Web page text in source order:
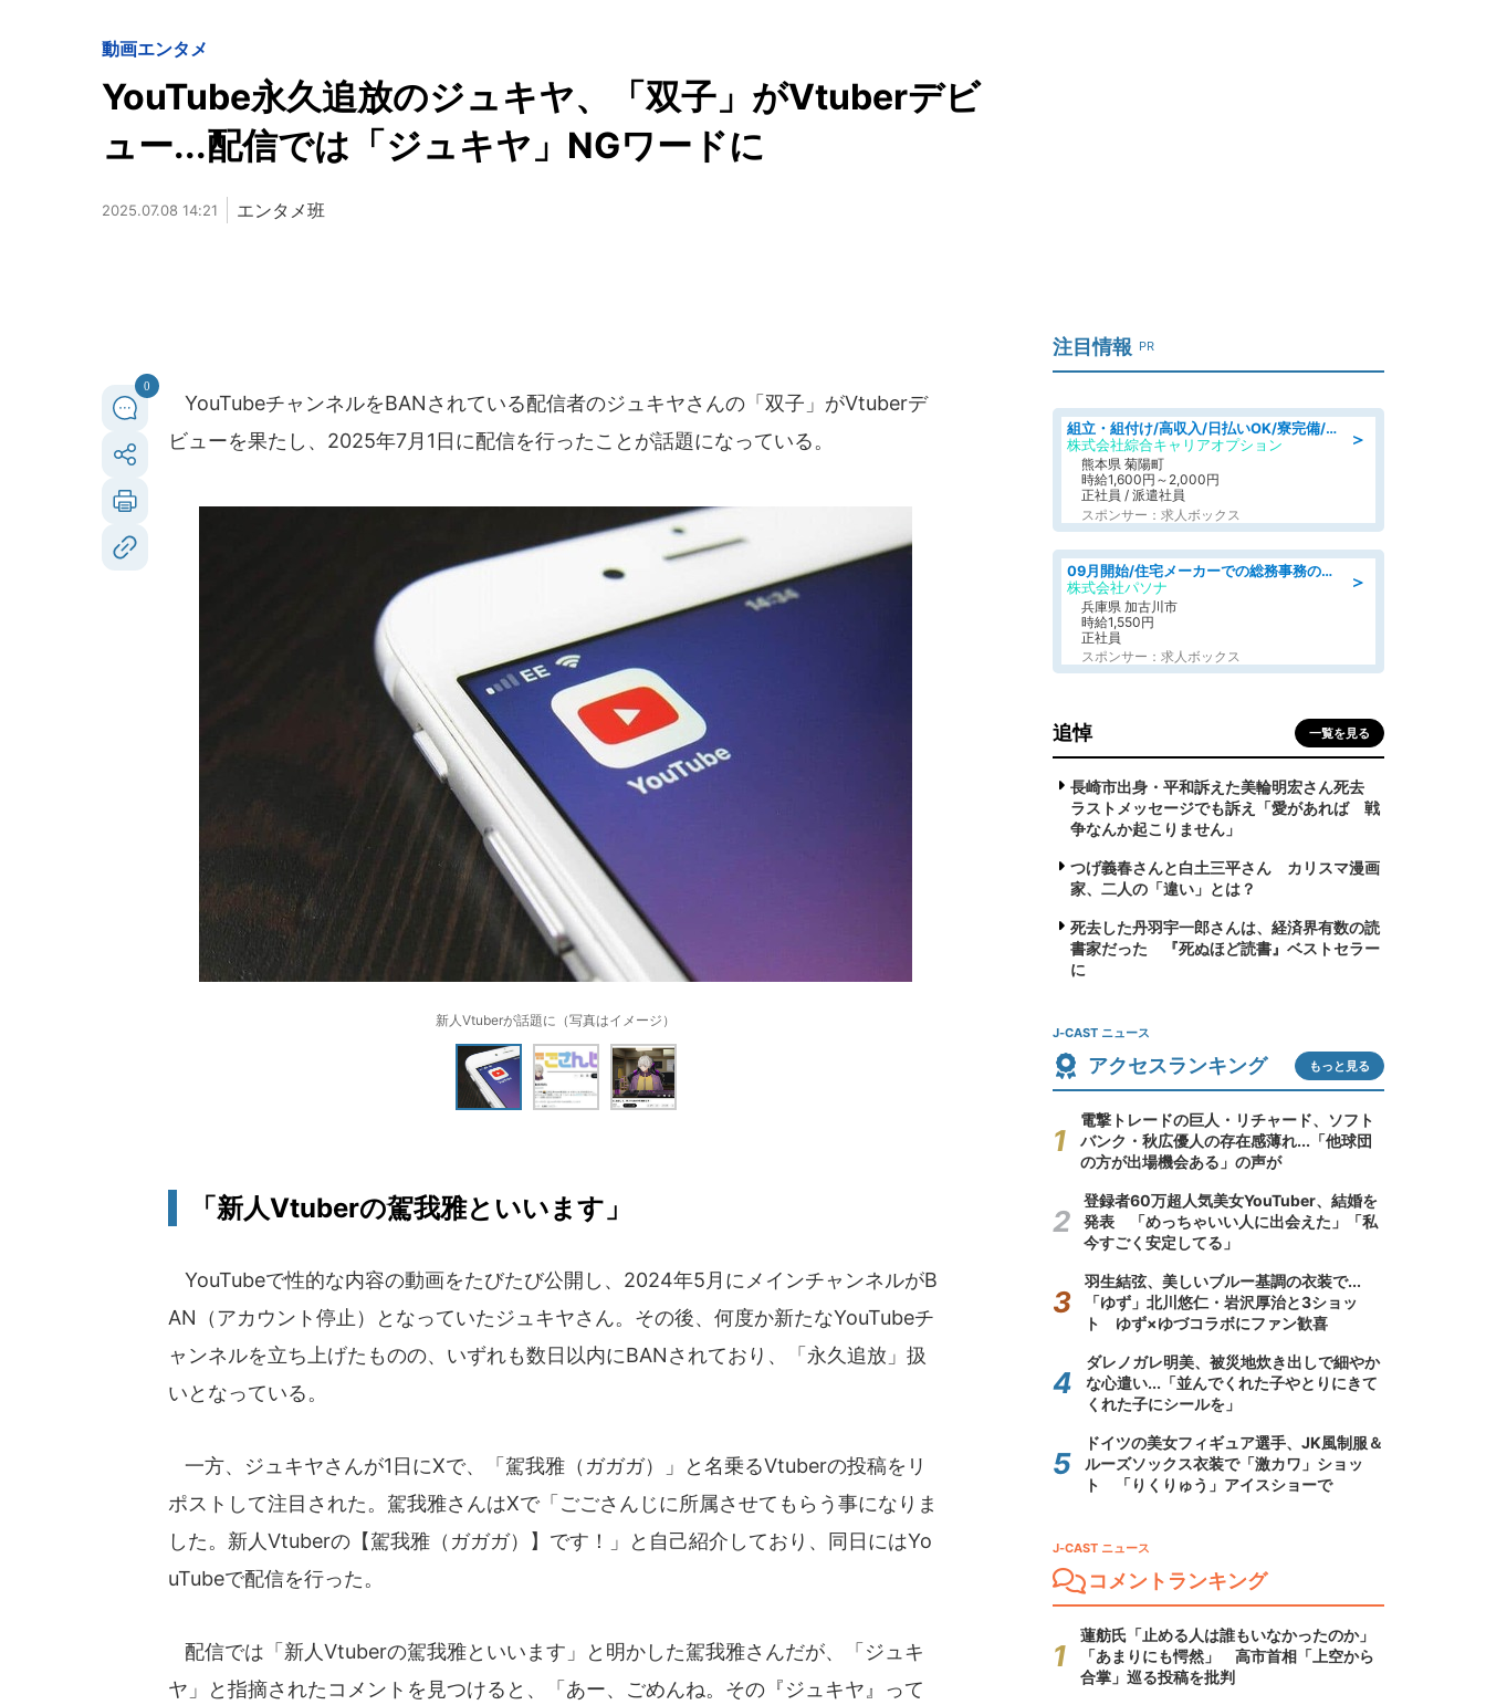
動画エンタメ
YouTube永久追放のジュキヤ、「双子」がVtuberデビ
ュー...配信では「ジュキヤ」NGワードに
2025.07.08 14:21 エンタメ班
0
YouTubeチャンネルをBANされている配信者のジュキヤさんの「双子」がVtuberデ
ビューを果たし、2025年7月1日に配信を行ったことが話題になっている。
新人Vtuberが話題に（写真はイメージ）
「新人Vtuberの駕我雅といいます」
YouTubeで性的な内容の動画をたびたび公開し、2024年5月にメインチャンネルがB
AN（アカウント停止）となっていたジュキヤさん。その後、何度か新たなYouTubeチ
ャンネルを立ち上げたものの、いずれも数日以内にBANされており、「永久追放」扱
いとなっている。
一方、ジュキヤさんが1日にXで、「駕我雅（ガガガ）」と名乗るVtuberの投稿をリ
ポストして注目された。駕我雅さんはXで「ごごさんじに所属させてもらう事になりま
した。新人Vtuberの【駕我雅（ガガガ）】です！」と自己紹介しており、同日にはYo
uTubeで配信を行った。
配信では「新人Vtuberの駕我雅といいます」と明かした駕我雅さんだが、「ジュキ
ヤ」と指摘されたコメントを見つけると、「あー、ごめんね。その『ジュキヤ』って
注目情報 PR
＞
組立・組付け/高収入/日払いOK/寮完備/交替制/20・30・40代活躍中
株式会社綜合キャリアオプション
熊本県 菊陽町
時給1,600円～2,000円
正社員 / 派遣社員
スポンサー：求人ボックス
＞
09月開始/住宅メーカーでの総務事務のお仕事/駅近/車通勤可/一般事務/人事労務
株式会社パソナ
兵庫県 加古川市
時給1,550円
正社員
スポンサー：求人ボックス
追悼 一覧を見る
長崎市出身・平和訴えた美輪明宏さん死去
ラストメッセージでも訴え「愛があれば 戦
争なんか起こりません」
つげ義春さんと白土三平さん カリスマ漫画
家、二人の「違い」とは？
死去した丹羽宇一郎さんは、経済界有数の読
書家だった 『死ぬほど読書』ベストセラー
に
J-CAST ニュース
アクセスランキング もっと見る
電撃トレードの巨人・リチャード、ソフト
バンク・秋広優人の存在感薄れ...「他球団
の方が出場機会ある」の声が
登録者60万超人気美女YouTuber、結婚を
発表 「めっちゃいい人に出会えた」「私
今すごく安定してる」
羽生結弦、美しいブルー基調の衣装で...
「ゆず」北川悠仁・岩沢厚治と3ショッ
ト ゆず×ゆづコラボにファン歓喜
ダレノガレ明美、被災地炊き出しで細やか
な心遣い...「並んでくれた子やとりにきて
くれた子にシールを」
ドイツの美女フィギュア選手、JK風制服＆
ルーズソックス衣装で「激カワ」ショッ
ト 「りくりゅう」アイスショーで
J-CAST ニュース
コメントランキング
蓮舫氏「止める人は誰もいなかったのか」
「あまりにも愕然」 高市首相「上空から
合掌」巡る投稿を批判